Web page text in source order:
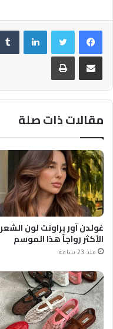
فيسبوكتويتر لينكدإن
مشاركة عبر البريد طباعة
مقالات ذات صلة
غولدن آور براونت لون الشعر
الأكثر رواجاً هذا الموسم
منذ 23 ساعة